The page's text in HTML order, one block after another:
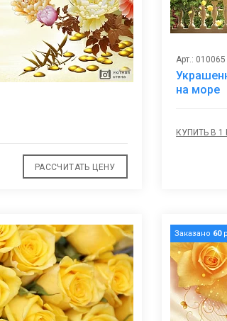
избранное
РАССЧИТАТЬ ЦЕНУ
Арт.: 010065
на море
КУПИТЬ В 1
Заказано 60